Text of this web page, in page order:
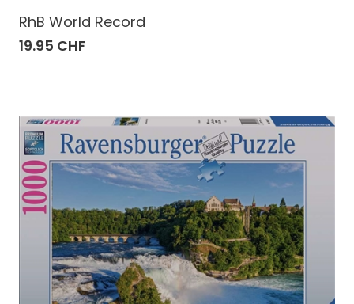
RhB World Record
19.95 CHF